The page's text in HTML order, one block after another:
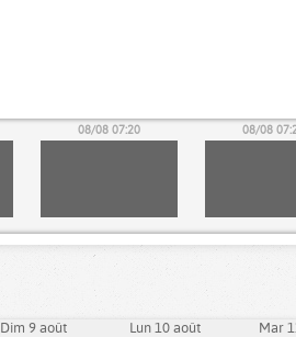
08/08 07:20 08/08
Dim 9 août Lun 10 août Mar